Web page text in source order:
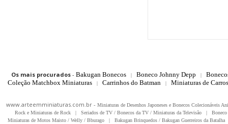
Os mais procurados- Bakugan Bonecos | Boneco Johnny Depp |
Coleção Matchbox Miniaturas
| Carrinhos do Batman | Miniaturas de
www.arteemminiaturas.com.br - Miniaturas de Desenhos Japoneses e Bonecos Colecionáveis
Rock e Miniaturas de Rock
| Seriados de TV / Bonecos da TV / Miniaturas da Televisão |
Miniaturas de Motos Maisto / Welly / Bburago
| Bakugan Brinquedos / Bakugan Guerreiros da Batalha